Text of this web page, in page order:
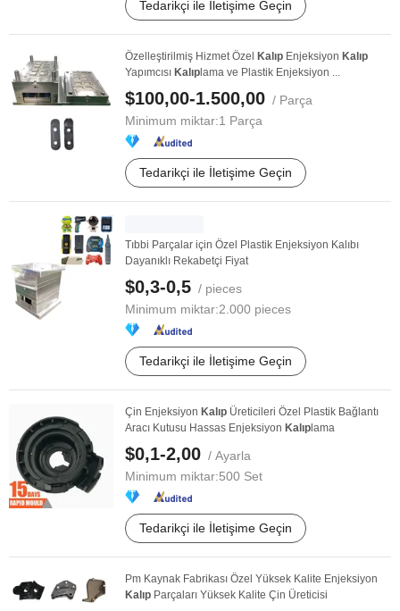
Tedarikçi ile İletişime Geçin
Özelleştirilmiş Hizmet Özel Kalıp Enjeksiyon Kalıp
Yapımcısı Kalıp lama ve Plastik Enjeksiyon ...
$100,00-1.500,00 / Parça
Minimum miktar:1 Parça
Tedarikçi ile İletişime Geçin
Tıbbi Parçalar için Özel Plastik Enjeksiyon Kalıbı
Dayanıklı Rekabetçi Fiyat
$0,3-0,5 / pieces
Minimum miktar:2.000 pieces
Tedarikçi ile İletişime Geçin
Çin Enjeksiyon Kalıp Üreticileri Özel Plastik Bağlantı
Aracı Kutusu Hassas Enjeksiyon Kalıp lama
$0,1-2,00 / Ayarla
Minimum miktar:500 Set
Tedarikçi ile İletişime Geçin
Pm Kaynak Fabrikası Özel Yüksek Kalite Enjeksiyon
Kalıp Parçaları Yüksek Kalite Çin Üreticisi